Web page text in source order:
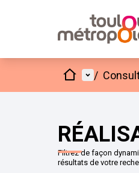
Accueil
Menu
/
Filtrez de façon
résultats de votre